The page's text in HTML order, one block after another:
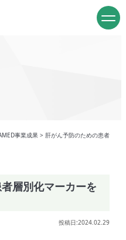
事業成果 > 肝がん予防のための患者
層別化マーカーを
投稿日:2024.02.29